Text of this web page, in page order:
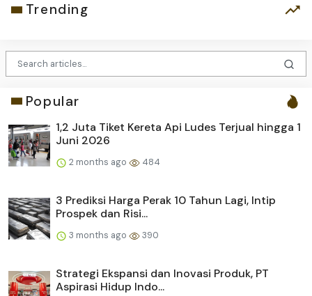
Trending
Popular
1,2 Juta Tiket Kereta Api Ludes Terjual hingga 1
Juni 2026
2 months ago 484
3 Prediksi Harga Perak 10 Tahun Lagi, Intip
Prospek dan Risi...
3 months ago 390
Strategi Ekspansi dan Inovasi Produk, PT
Aspirasi Hidup Indo...